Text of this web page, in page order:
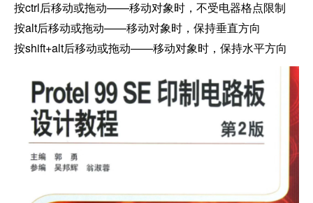
按ctrl后移动或拖动——移动对象时，不受电器格点限制
按alt后移动或拖动——移动对象时，保持垂直方向
按shift+alt后移动或拖动——移动对象时，保持水平方向